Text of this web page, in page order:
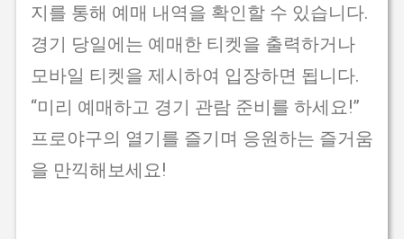
지를 통해 예매 내역을 확인할 수 있습니다.
경기 당일에는 예매한 티켓을 출력하거나
모바일 티켓을 제시하여 입장하면 됩니다.
“미리 예매하고 경기 관람 준비를 하세요!”
프로야구의 열기를 즐기며 응원하는 즐거움
을 만끽해보세요!